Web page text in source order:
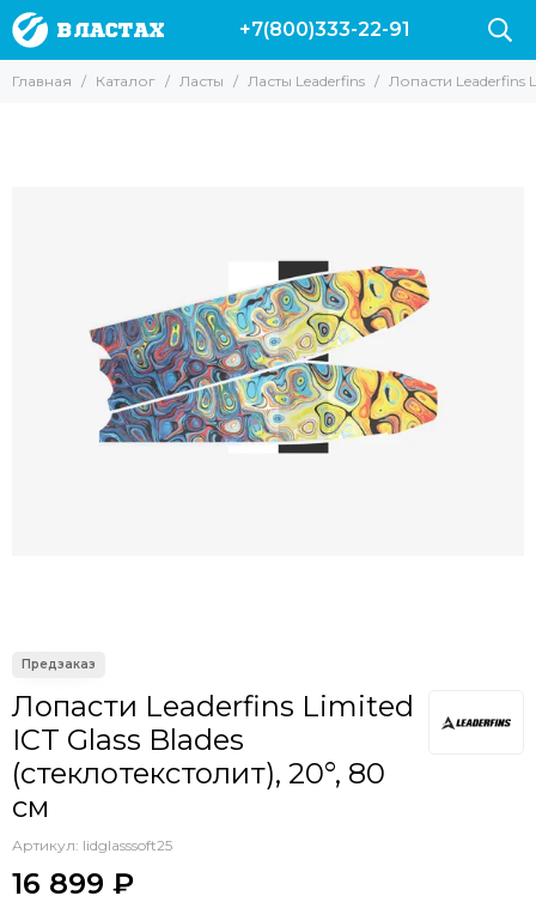
Ласты +7(800)333-22-91
Главная Каталог Ласты Ласты Leaderfins Лопасти Leaderfins
Лопасти Leaderfins Limited
ICT Glass Blades
(стеклотекстолит), 20°, 80
см
Артикул: lidglasssoft25
16 899 ₽